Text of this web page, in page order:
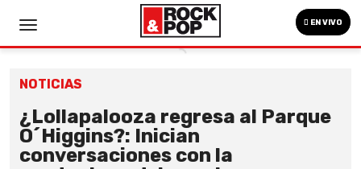
EN VIVO
NOTICIAS
¿Lollapalooza regresa al Parque
O´Higgins?: Inician
conversaciones con la